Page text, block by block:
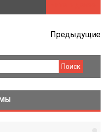
Предыдущие